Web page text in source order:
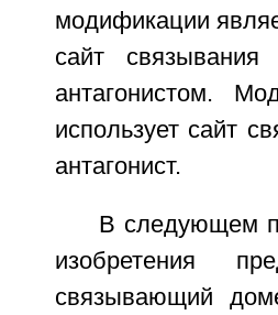
модификации
сайт
антагонистом.
использует сайт
антагонист.
В следующем
изобретения
связывающий